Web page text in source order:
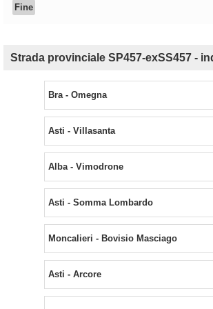
Fine
Strada provinciale SP457-exSS457 -
Bra - Omegna
Asti - Villasanta
Alba - Vimodrone
Asti - Somma Lombardo
Moncalieri - Bovisio Masciago
Asti - Arcore